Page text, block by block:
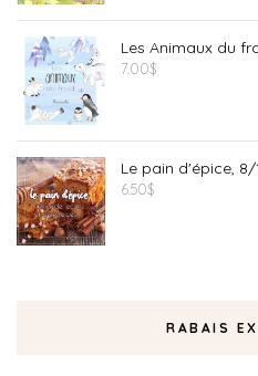
Les Animaux du
7.00$
Le pain d'épice, 8/
6.50$
RABAIS